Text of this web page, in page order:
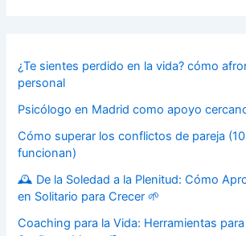
¿Te sientes perdido en la vida? cómo
personal
Psicólogo en Madrid como apoyo
Cómo superar los conflictos de pareja
funcionan)
🕰️ De la Soledad a la Plenitud: Cómo
en Solitario para Crecer 🌱
Coaching para la Vida: Herramientas